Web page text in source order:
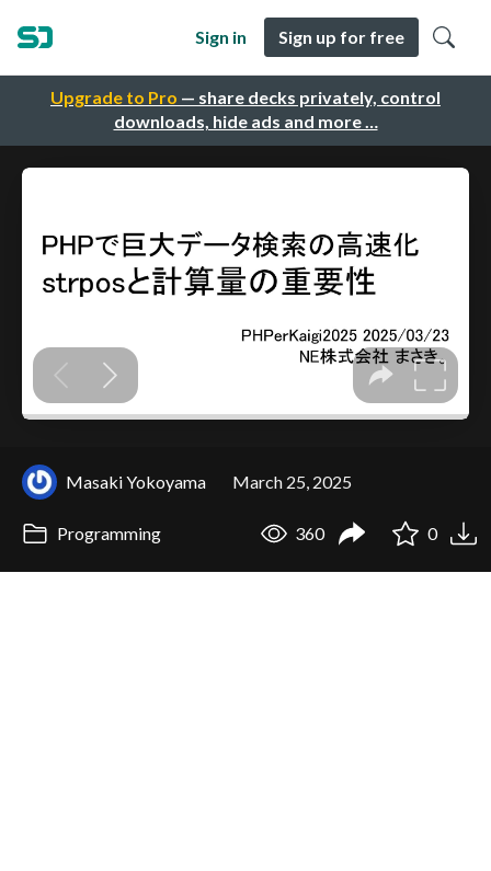
Upgrade to Pro — share decks privately, control
downloads, hide ads and more …
Sign in Sign up for free
Masaki Yokoyama March 25, 2025
Programming 360 0